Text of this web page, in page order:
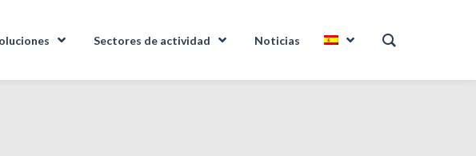
Sectores de actividad Noticias